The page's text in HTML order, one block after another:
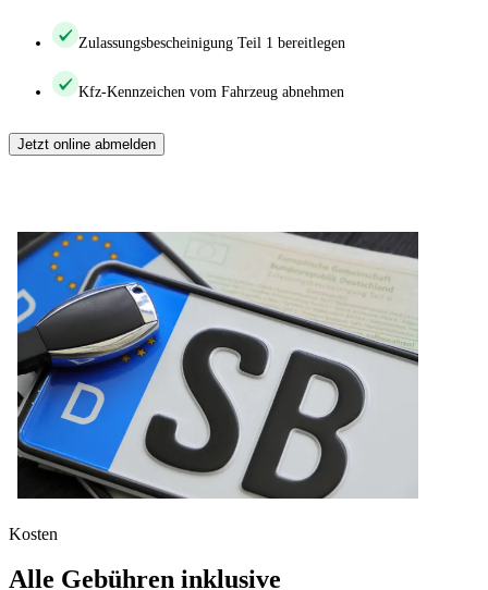
Zulassungsbescheinigung Teil 1 bereitlegen
Kfz-Kennzeichen vom Fahrzeug abnehmen
Jetzt online abmelden
Kosten
Alle Gebühren inklusive